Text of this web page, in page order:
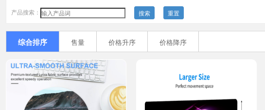
产品搜索： 搜索 重置
综合排序 售量 价格升序 价格降序